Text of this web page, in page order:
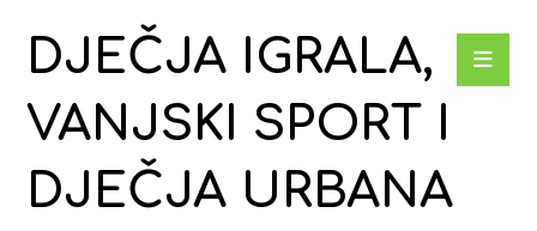
DJEČJA IGRALA,
VANJSKI SPORT I
DJEČJA URBANA